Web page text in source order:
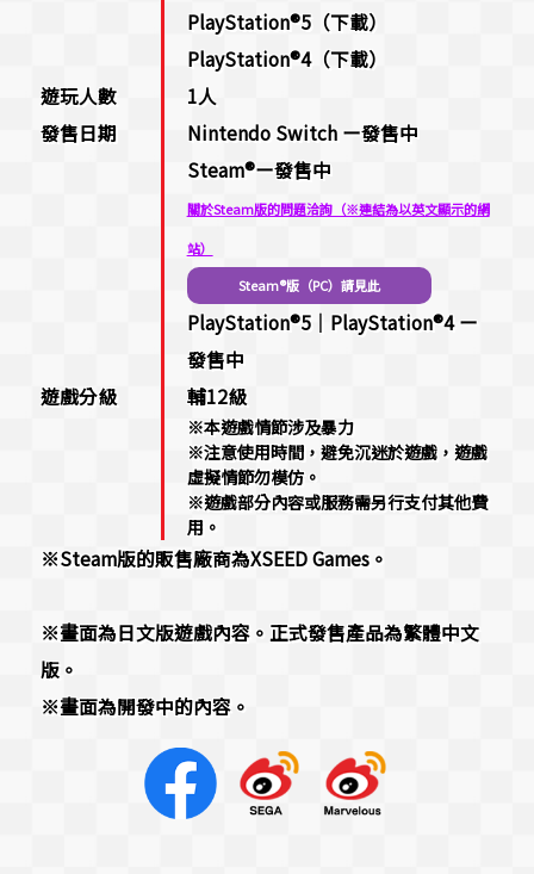
PlayStation®5（下載）
PlayStation®4（下載）
遊玩人數
1人
發售日期
Nintendo Switch ー發售中
Steam®ー發售中
關於Steam版的問題洽詢（※連結為以英文顯示的網
站）
Steam®版（PC）請見此
PlayStation®5｜PlayStation®4 ー
發售中
遊戲分級
輔12級
※本遊戲情節涉及暴力
※注意使用時間，避免沉迷於遊戲，遊戲
虛擬情節勿模仿。
※遊戲部分內容或服務需另行支付其他費
用。
※Steam版的販售廠商為XSEED Games。
※畫面為日文版遊戲內容。正式發售產品為繁體中文
版。
※畫面為開發中的內容。